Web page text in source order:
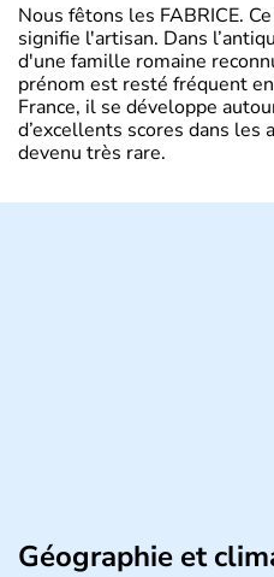
Nous fêtons les FABRICE.
signifie l'artisan. Dans
d'une famille romaine
prénom est resté fréquent
France, il se développe
d’excellents scores dans
devenu très rare.
Géographie et